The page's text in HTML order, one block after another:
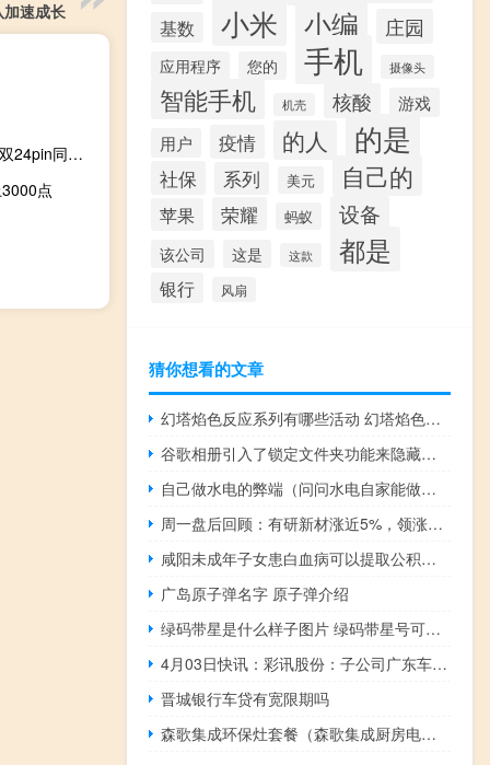
速成长
PhanteksREVOLTX1200W模组化电源供应器测试各位观众双24pin同时支援两组系统
点
基数 小米 小编 庄园
应用程序 您的 手机 摄像头
智能手机 机壳 核酸
游戏
用户
疫情 的人 的是
社保 系列 美元 自己的
苹果 荣耀 蚂蚁 设备
该公司 这是 这款 都是
银行 风扇
猜你想看的文章
幻塔焰色反应系列有哪些活动 幻塔焰色反应系列活动介绍
谷歌相册引入了锁定文件夹功能来隐藏您的敏感照片
自己做水电的弊端（问问水电自家能做吗 有谁说一下）
周一盘后回顾：有研新材涨近5%，领涨抛光材料概念
咸阳未成年子女患白血病可以提取公积金吗
广岛原子弹名字 原子弹介绍
绿码带星是什么样子图片 绿码带星号可以正常出行吗
4月03日快讯：彩讯股份：子公司广东车联网涉及低空经济业务
晋城银行车贷有宽限期吗
森歌集成环保灶套餐（森歌集成厨房电器 环保灶）